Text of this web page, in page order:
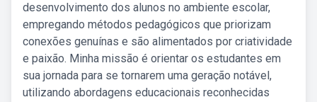
desenvolvimento dos alunos no ambiente escolar,
empregando métodos pedagógicos que priorizam
conexões genuínas e são alimentados por criatividade
e paixão. Minha missão é orientar os estudantes em
sua jornada para se tornarem uma geração notável,
utilizando abordagens educacionais reconhecidas